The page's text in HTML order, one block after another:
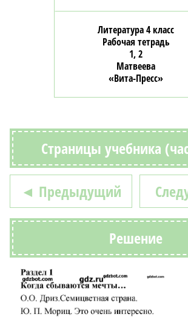
Литература 4 класс
Рабочая тетрадь
1, 2
Матвеева
«Вита-Пресс»
Страницы учебника
◄ Предыдущий
Решение